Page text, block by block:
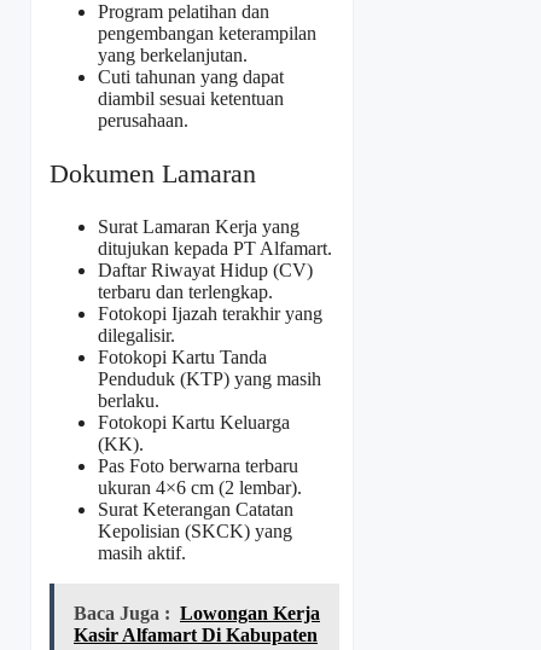
Program pelatihan dan
pengembangan keterampilan
yang berkelanjutan.
Cuti tahunan yang dapat
diambil sesuai ketentuan
perusahaan.
Dokumen Lamaran
Surat Lamaran Kerja yang
ditujukan kepada PT Alfamart.
Daftar Riwayat Hidup (CV)
terbaru dan terlengkap.
Fotokopi Ijazah terakhir yang
dilegalisir.
Fotokopi Kartu Tanda
Penduduk (KTP) yang masih
berlaku.
Fotokopi Kartu Keluarga
(KK).
Pas Foto berwarna terbaru
ukuran 4×6 cm (2 lembar).
Surat Keterangan Catatan
Kepolisian (SKCK) yang
masih aktif.
Baca Juga : Lowongan Kerja
Kasir Alfamart Di Kabupaten